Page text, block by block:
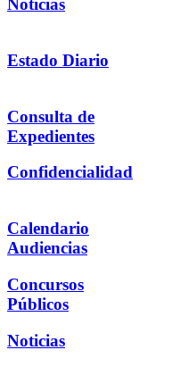
Noticias
Estado Diario
Consulta de
Expedientes
Confidencialidad
Calendario
Audiencias
Concursos
Públicos
Noticias